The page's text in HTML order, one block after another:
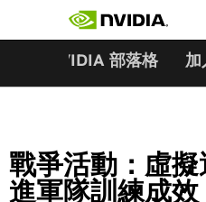
NVIDIA 部落格 加
戰爭活動：虛
進軍隊訓練成效